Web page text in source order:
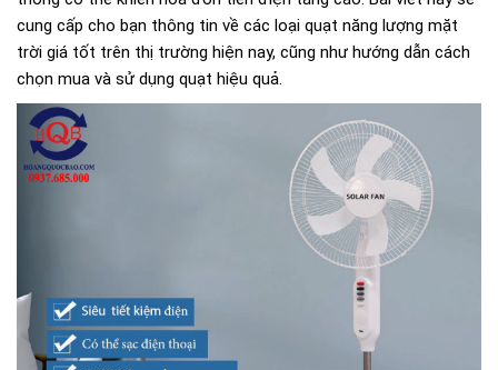
cung cấp cho bạn thông tin về các loại quạt năng lượng mặt
trời giá tốt trên thị trường hiện nay, cũng như hướng dẫn cách
chọn mua và sử dụng quạt hiệu quả.